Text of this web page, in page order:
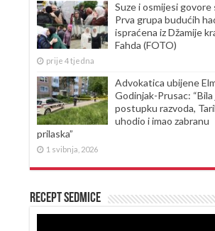
Suze i osmijesi govore
Prva grupa budućih
ispraćena iz Džamije
Fahda (FOTO)
prije 4 tjedna
Advokatica ubijene
Godinjak-Prusac: “Bila
postupku razvoda,
uhodio i imao zabranu
prilaska”
1 svibnja, 2026
Recept sedmice